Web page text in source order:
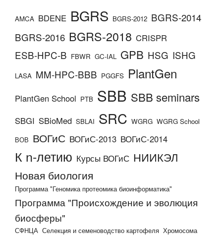
AMCA BDENE BGRS BGRS-2012 BGRS-2014
BGRS-2016 BGRS-2018 CRISPR
ESB-HPC-B FBWR GC-IAL GPB HSG ISHG
LASA MM-HPC-BBB PGGFS PlantGen
PlantGen School PTB SBB SBB seminars
SBGI SBioMed SBLAI SRC WGRG WGRG School
ВОВ ВОГиС ВОГиС-2013 ВОГиС-2014
К n-летию Курсы ВОГиС НИИКЭЛ
Новая биология
Программа "Геномика протеомика биоинформатика"
Программа "Происхождение и эволюция
биосферы"
СФНЦА Селекция и семеноводство картофеля Хромосома